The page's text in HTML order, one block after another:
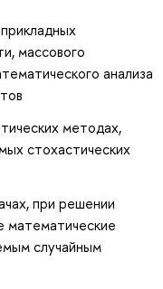
массового
анализа
методах,
стохастических
при решении
математические
случайным